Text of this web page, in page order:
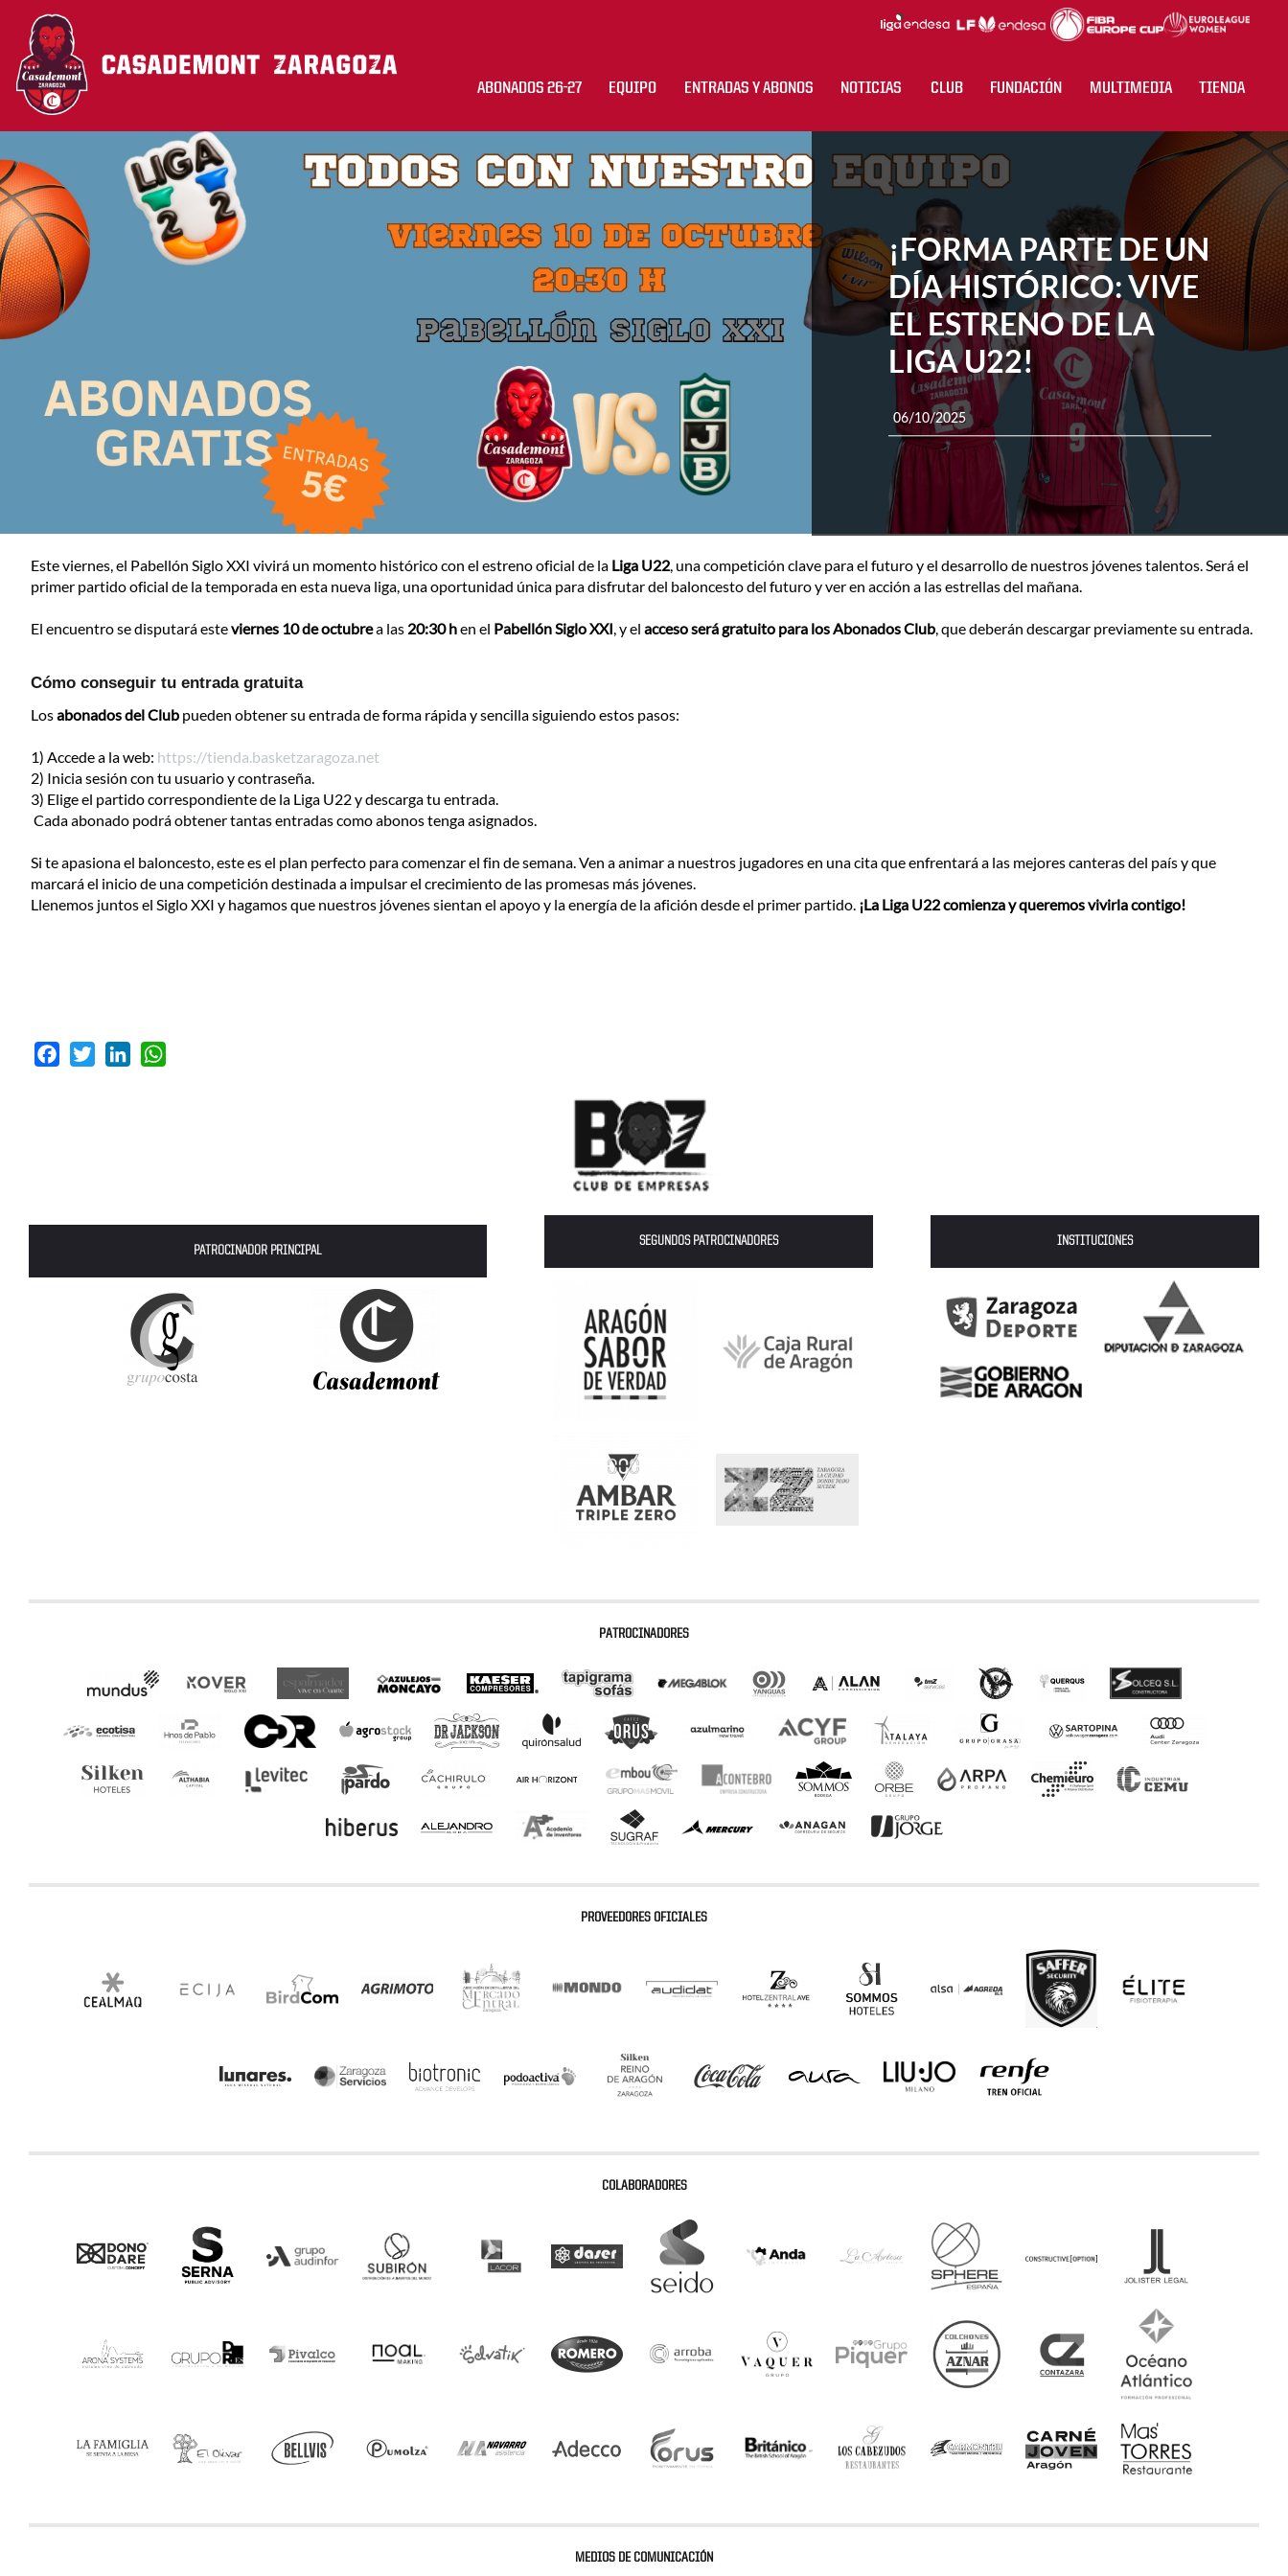
ABONADOS 26-27 EQUIPO ENTRADAS Y ABONOS NOTICIAS CLUB FUNDACIÓN MULTIMEDIA TIENDA
¡FORMA PARTE DE UN
DÍA HISTÓRICO: VIVE
EL ESTRENO DE LA
LIGA U22!
06/10/2025
Este viernes, el Pabellón Siglo XXI vivirá un momento histórico con el estreno oficial de la Liga U22, una competición clave para el futuro y el desarrollo de nuestros jóvenes talentos. Será el
primer partido oficial de la temporada en esta nueva liga, una oportunidad única para disfrutar del baloncesto del futuro y ver en acción a las estrellas del mañana.
El encuentro se disputará esteviernes 10 de octubrea las 20:30 hen el Pabellón Siglo XXI, y el acceso será gratuito para los Abonados Club, que deberán descargar previamente su entrada.
Cómo conseguir tu entrada gratuita
Losabonados del Club pueden obtener su entrada de forma rápida y sencilla siguiendo estos pasos:
1) Accede a la web: https://tienda.basketzaragoza.net
2) Inicia sesión con tu usuario y contraseña.
3) Elige el partido correspondiente de la Liga U22 y descarga tu entrada.
Cada abonado podrá obtener tantas entradas como abonos tenga asignados.
Si te apasiona el baloncesto, este es el plan perfecto para comenzar el fin de semana. Ven a animar a nuestros jugadores en una cita que enfrentará a las mejores canteras del país y que
marcará el inicio de una competición destinada a impulsar el crecimiento de las promesas más jóvenes.
Llenemos juntos el Siglo XXI y hagamos que nuestros jóvenes sientan el apoyo y la energía de la afición desde el primer partido. ¡La Liga U22 comienza y queremos vivirla contigo!
Facebook
Twitter LinkedIn
PATROCINADOR PRINCIPAL
SEGUNDOS PATROCINADORES INSTITUCIONES
PATROCINADORES
PROVEEDORES OFICIALES
COLABORADORES
MEDIOS DE COMUNICACIÓN